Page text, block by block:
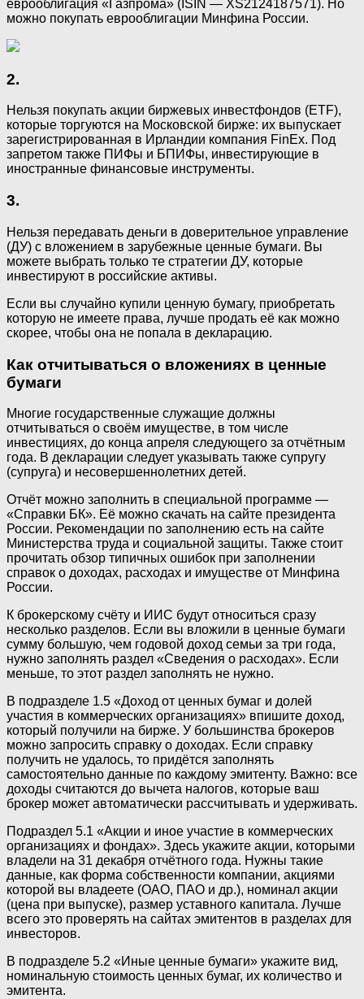
еврооблигация «Газпрома» (ISIN — XS2124187571). Но
можно покупать еврооблигации Минфина России.
2.
Нельзя покупать акции биржевых инвестфондов (ETF),
которые торгуются на Московской бирже: их выпускает
зарегистрированная в Ирландии компания FinEx. Под
запретом также ПИФы и БПИФы, инвестирующие в
иностранные финансовые инструменты.
3.
Нельзя передавать деньги в доверительное управление
(ДУ) с вложением в зарубежные ценные бумаги. Вы
можете выбрать только те стратегии ДУ, которые
инвестируют в российские активы.
Если вы случайно купили ценную бумагу, приобретать
которую не имеете права, лучше продать её как можно
скорее, чтобы она не попала в декларацию.
Как отчитываться о вложениях в ценные
бумаги
Многие государственные служащие должны
отчитываться о своём имуществе, в том числе
инвестициях, до конца апреля следующего за отчётным
года. В декларации следует указывать также супругу
(супруга) и несовершеннолетних детей.
Отчёт можно заполнить в специальной программе —
«Справки БК». Её можно скачать на сайте президента
России. Рекомендации по заполнению есть на сайте
Министерства труда и социальной защиты. Также стоит
прочитать обзор типичных ошибок при заполнении
справок о доходах, расходах и имуществе от Минфина
России.
К брокерскому счёту и ИИС будут относиться сразу
несколько разделов. Если вы вложили в ценные бумаги
сумму большую, чем годовой доход семьи за три года,
нужно заполнять раздел «Сведения о расходах». Если
меньше, то этот раздел заполнять не нужно.
В подразделе 1.5 «Доход от ценных бумаг и долей
участия в коммерческих организациях» впишите доход,
который получили на бирже. У большинства брокеров
можно запросить справку о доходах. Если справку
получить не удалось, то придётся заполнять
самостоятельно данные по каждому эмитенту. Важно: все
доходы считаются до вычета налогов, которые ваш
брокер может автоматически рассчитывать и удерживать.
Подраздел 5.1 «Акции и иное участие в коммерческих
организациях и фондах». Здесь укажите акции, которыми
владели на 31 декабря отчётного года. Нужны такие
данные, как форма собственности компании, акциями
которой вы владеете (ОАО, ПАО и др.), номинал акции
(цена при выпуске), размер уставного капитала. Лучше
всего это проверять на сайтах эмитентов в разделах для
инвесторов.
В подразделе 5.2 «Иные ценные бумаги» укажите вид,
номинальную стоимость ценных бумаг, их количество и
эмитента.